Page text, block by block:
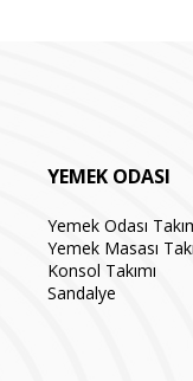
YEMEK ODASI
Yemek Odası
Yemek Masası
Konsol Takımı
Sandalye